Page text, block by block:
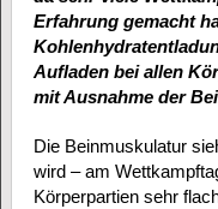
Erfahrung gemacht
Aufladen bei allen
mit Ausnahme der
Die Beinmuskulatur
wird – am
Körperpartien sehr